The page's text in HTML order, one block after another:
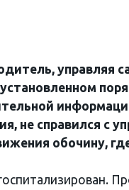
управляя
не справился с
обочину,